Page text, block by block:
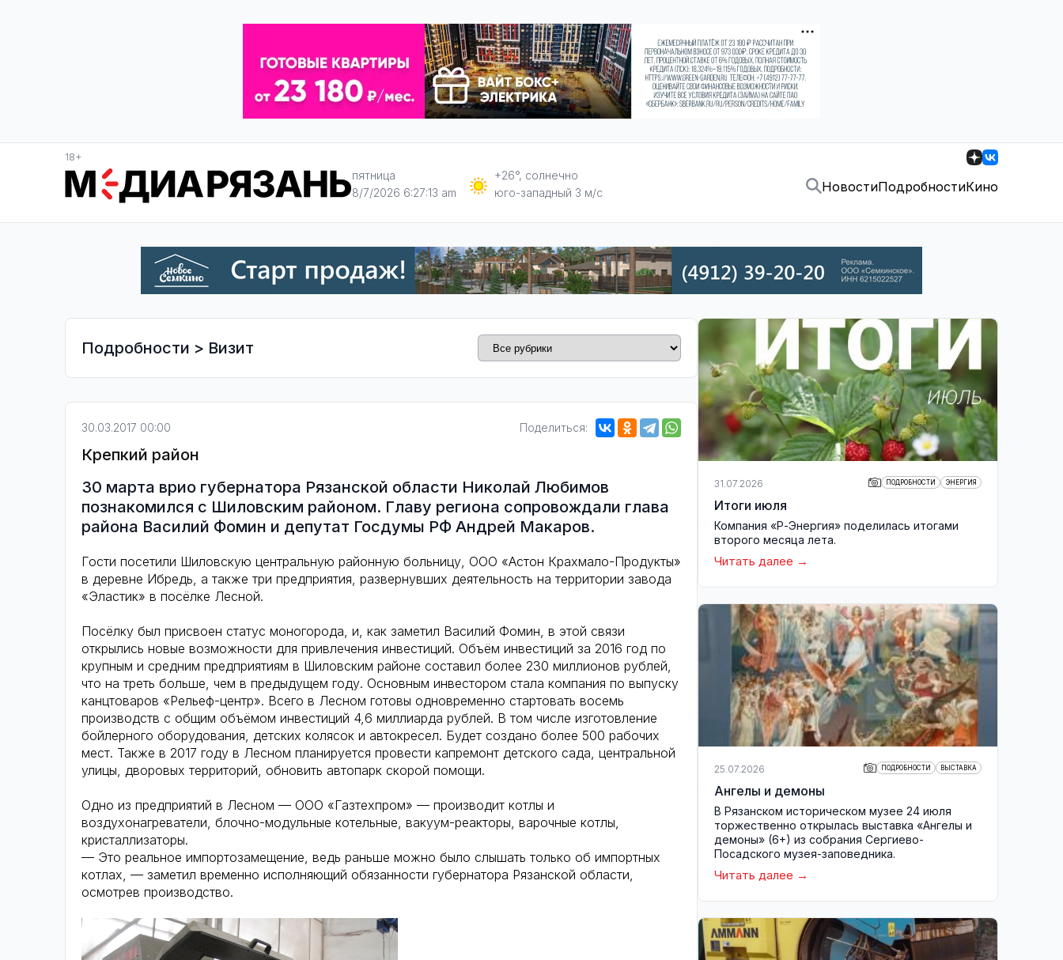
18+
пятница
8/7/2026 6:27:15 am
+26°, солнечно
юго-западный 3 м/с
НовостиПодробностиКино
Подробности > Визит
30.03.2017 00:00 Поделиться:
Крепкий район
30 марта врио губернатора Рязанской области Николай Любимов
познакомился с Шиловским районом. Главу региона сопровождали глава
района Василий Фомин и депутат Госдумы РФ Андрей Макаров.
Гости посетили Шиловскую центральную районную больницу, ООО «Астон Крахмало-Продукты»
в деревне Ибредь, а также три предприятия, развернувших деятельность на территории завода
«Эластик» в посёлке Лесной.
Посёлку был присвоен статус моногорода, и, как заметил Василий Фомин, в этой связи
открылись новые возможности для привлечения инвестиций. Объём инвестиций за 2016 год по
крупным и средним предприятиям в Шиловским районе составил более 230 миллионов рублей,
что на треть больше, чем в предыдущем году. Основным инвестором стала компания по выпуску
канцтоваров «Рельеф-центр». Всего в Лесном готовы одновременно стартовать восемь
производств с общим объёмом инвестиций 4,6 миллиарда рублей. В том числе изготовление
бойлерного оборудования, детских колясок и автокресел. Будет создано более 500 рабочих
мест. Также в 2017 году в Лесном планируется провести капремонт детского сада, центральной
улицы, дворовых территорий, обновить автопарк скорой помощи.
Одно из предприятий в Лесном — ООО «Газтехпром» — производит котлы и
воздухонагреватели, блочно-модульные котельные, вакуум-реакторы, варочные котлы,
кристаллизаторы.
— Это реальное импортозамещение, ведь раньше можно было слышать только об импортных
котлах, — заметил временно исполняющий обязанности губернатора Рязанской области,
осмотрев производство.
31.07.2026 ПОДРОБНОСТИ ЭНЕРГИЯ
Итоги июля
Компания «Р-Энергия» поделилась итогами
второго месяца лета.
Читать далее
25.07.2026 ПОДРОБНОСТИ ВЫСТАВКА
Ангелы и демоны
В Рязанском историческом музее 24 июля
торжественно открылась выставка «Ангелы и
демоны» (6+) из собрания Сергиево-
Посадского музея-заповедника.
Читать далее